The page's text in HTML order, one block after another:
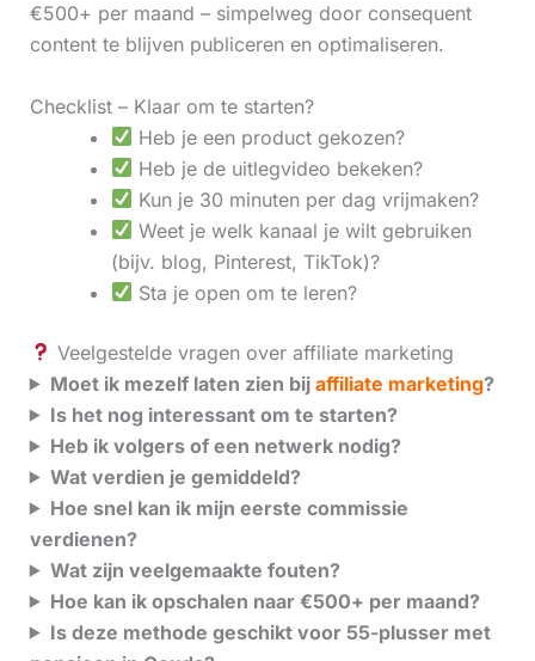
€500+ per maand – simpelweg door consequent
content te blijven publiceren en optimaliseren.
Checklist – Klaar om te starten?
Heb je een product gekozen?
Heb je de uitlegvideo bekeken?
Kun je 30 minuten per dag vrijmaken?
Weet je welk kanaal je wilt gebruiken
(bijv. blog, Pinterest, TikTok)?
Sta je open om te leren?
Veelgestelde vragen over affiliate marketing
Moet ik mezelf laten zien bij affiliate marketing?
Is het nog interessant om te starten?
Heb ik volgers of een netwerk nodig?
Wat verdien je gemiddeld?
Hoe snel kan ik mijn eerste commissie
verdienen?
Wat zijn veelgemaakte fouten?
Hoe kan ik opschalen naar €500+ per maand?
Is deze methode geschikt voor 55-plusser met